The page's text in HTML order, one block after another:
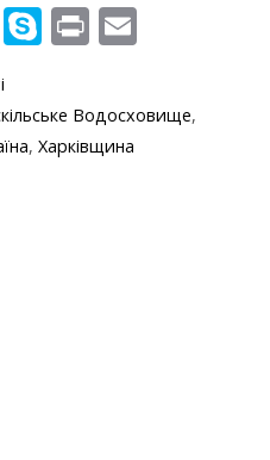
W S
y
p
Pr
t ai
Водосховище,
, Харківщина